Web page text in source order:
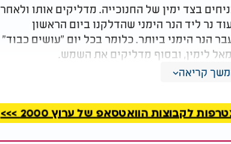
בצד ימין של החנוכייה. מדליקים אותו ולאחר
נר ליד הנר הימני שהדלקנו ביום הראשון
הנר הימני ביותר. כלומר בכל יום "עושים כבוד"
לימין, ובסוף מדליקים את השמש.
קריאה
לקבוצות הוואטסאפ של ערוץ 2000 >>>